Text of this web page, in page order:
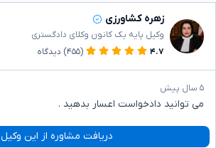
زهره کشاورزی
وکیل پایه یک کانون وکلای دادگستری
۴.۷
(۴۵۵) دیدگاه
۵ سال پیش
می توانید دادخواست اعسار بدهید .
دریافت مشاوره از این وکیل